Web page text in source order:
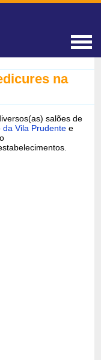
na
salões de
Vila Prudente e